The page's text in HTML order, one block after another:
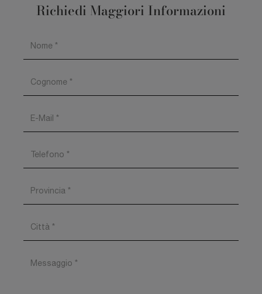
Richiedi Maggiori Informazioni